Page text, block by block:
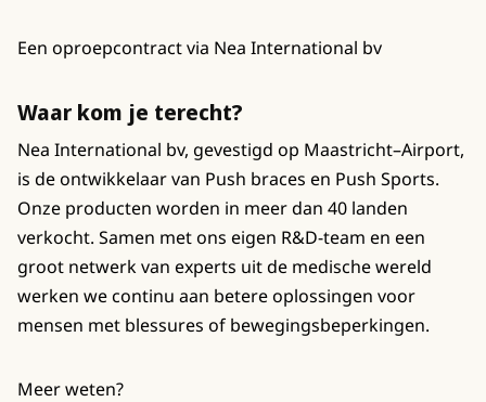
Een oproepcontract via Nea International bv
Waar kom je terecht?
Nea International bv, gevestigd op Maastricht–Airport,
is de ontwikkelaar van Push braces en Push Sports.
Onze producten worden in meer dan 40 landen
verkocht. Samen met ons eigen R&D-team en een
groot netwerk van experts uit de medische wereld
werken we continu aan betere oplossingen voor
mensen met blessures of bewegingsbeperkingen.
Meer weten?